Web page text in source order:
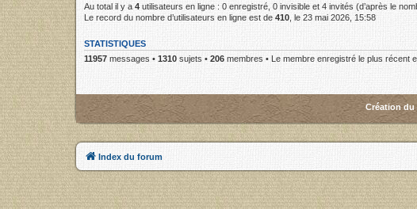
Au total il y a 4 utilisateurs en ligne : 0 enregistré, 0 invisible et 4 invités (d’après le
Le record du nombre d’utilisateurs en ligne est de 410 , le 23 mai 2026, 15:58
STATISTIQUES
11957 messages • 1310 sujets • 206 membres • Le membre enregistré le plus récent
Création du
Index du forum